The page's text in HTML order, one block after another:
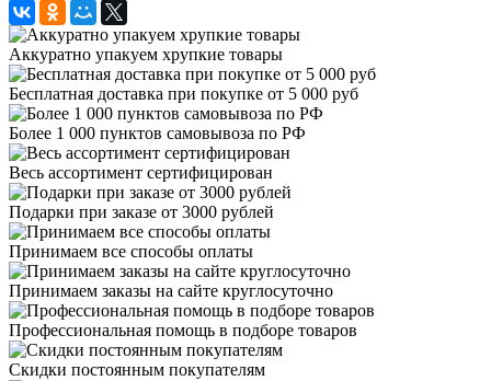
Аккуратно упакуем хрупкие товары
Бесплатная доставка при покупке от 5 000 руб
Более 1 000 пунктов самовывоза по РФ
Весь ассортимент сертифицирован
Подарки при заказе от 3000 рублей
Принимаем все способы оплаты
Принимаем заказы на сайте круглосуточно
Профессиональная помощь в подборе товаров
Скидки постоянным покупателям